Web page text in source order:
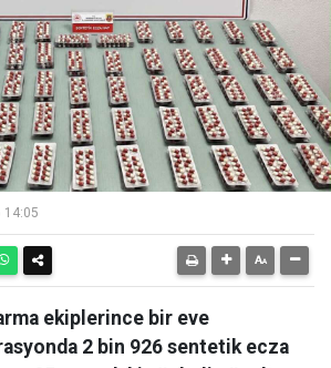
ekiplerince bir eve
2 bin 926 sentetik ecza